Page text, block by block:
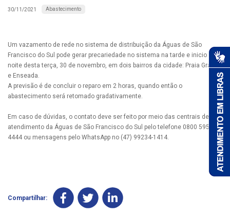
30/11/2021 Abastecimento
Um vazamento de rede no sistema de distribuição da Águas de São
Francisco do Sul pode gerar precariedade no sistema na tarde e inicio da
noite desta terça, 30 de novembro, em dois bairros da cidade: Praia Grande
e Enseada.
A previsão é de concluir o reparo em 2 horas, quando então o
abastecimento será retomado gradativamente.
Em caso de dúvidas, o contato deve ser feito por meio das centrais de
atendimento da Águas de São Francisco do Sul pelo telefone 0800 595
4444 ou mensagens pelo WhatsApp no (47) 99234-1414.
Compartilhar: